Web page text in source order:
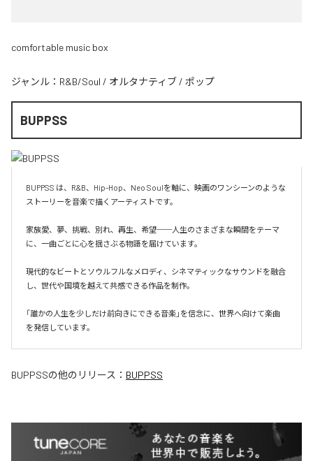
comfortable music box
ジャンル： R&B/Soul / オルタナティブ / ポップ
BUPPSS
BUPPSS は、R&B、Hip-Hop、Neo Soulを軸に、映画のワンシーンのような
ストーリーを音楽で描くアーティストです。
家族愛、夢、挑戦、別れ、再生、希望──人生のさまざまな瞬間をテーマ
に、一曲ごとに心を揺さぶる物語を届けています。
現代的なビートとソウルフルなメロディ、シネマティックなサウンドを融合
し、世代や国境を越えて共感できる作品を制作。
「誰かの人生を少しだけ前向きにできる音楽」を信念に、世界へ向けて楽曲
を発信しています。
BUPPSSの他のリリース： BUPPSS